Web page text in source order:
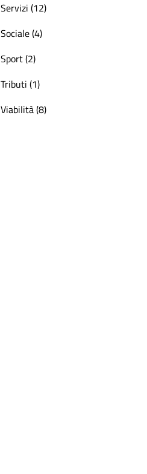
Servizi (12)
Sociale (4)
Sport (2)
Tributi (1)
Viabilità (8)